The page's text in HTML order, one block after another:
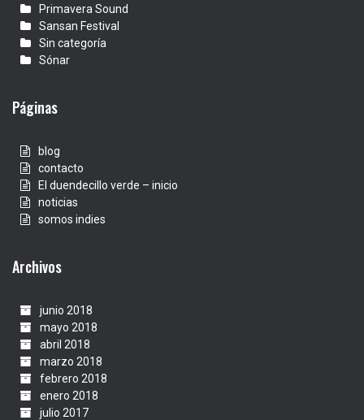
Primavera Sound
Sansan Festival
Sin categoría
Sónar
Páginas
blog
contacto
El duendecillo verde – inicio
noticias
somos indies
Archivos
junio 2018
mayo 2018
abril 2018
marzo 2018
febrero 2018
enero 2018
julio 2017